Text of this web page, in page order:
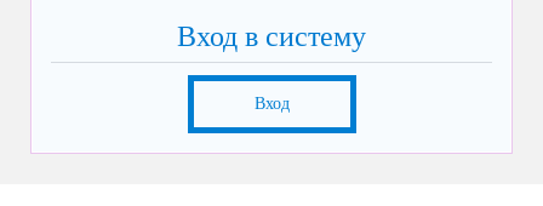
Вход в систему
Вход